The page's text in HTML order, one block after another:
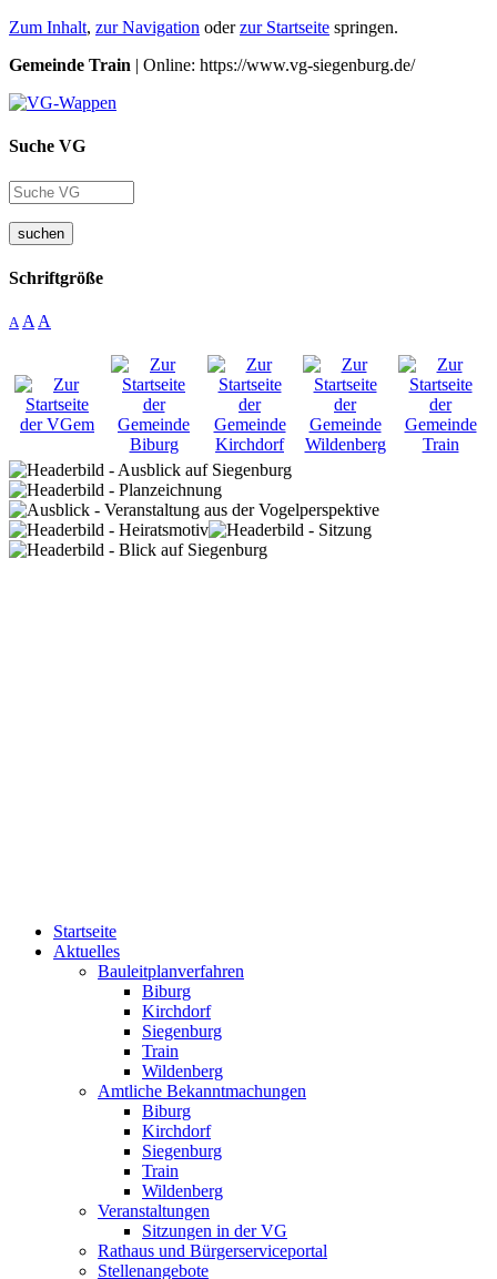
Zum Inhalt, zur Navigation oderzur Startseite springen.
Gemeinde Train | Online: https://www.vg-siegenburg.de/
Suche VG
suchen
Schriftgröße
A A A
Startseite
Aktuelles
Bauleitplanverfahren
Biburg
Kirchdorf
Siegenburg
Train
Wildenberg
Amtliche Bekanntmachungen
Biburg
Kirchdorf
Siegenburg
Train
Wildenberg
Veranstaltungen
Sitzungen in der VG
Rathaus und Bürgerserviceportal
Stellenangebote